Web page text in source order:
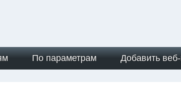
По параметрам Добавить